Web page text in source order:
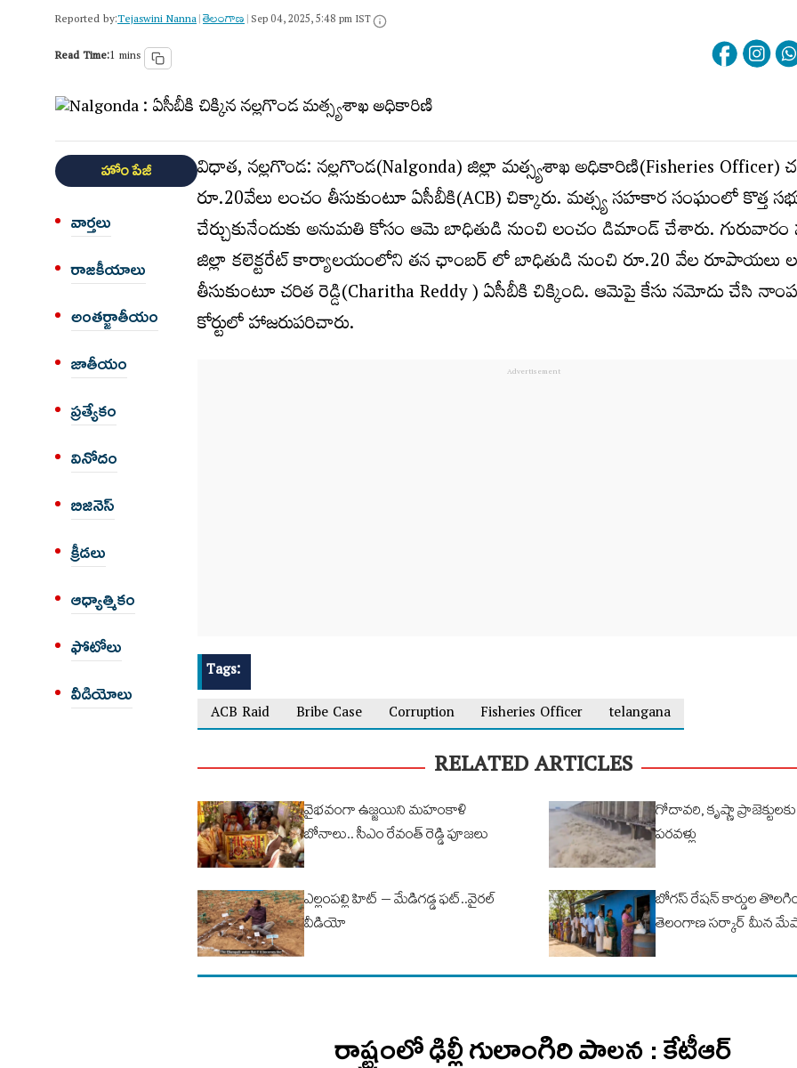
Reported by:Tejaswini Nanna|తెలంగాణ‌|Sep 04, 2025, 5:48 pm IST
Read Time:1 mins
హోం పేజీ
వార్త‌లు
రాజకీయాలు
అంత‌ర్జాతీయం
జాతీయం
ప్రత్యేకం
వినోదం
బిజినెస్
క్రీడలు
ఆధ్యాత్మికం
ఫోటోలు
వీడియోలు
విధాత, నల్లగొండ: నల్లగొండ(Nalgonda) జిల్లా మత్స్యశాఖ అధికారిణి(Fisheries Officer)
రూ.20వేలు లంచం తీసుకుంటూ ఏసీబీకి(ACB) చిక్కారు. మత్స్య సహకార సంఘంలో కొత్త
చేర్చుకునేందుకు అనుమతి కోసం ఆమె బాధితుడి నుంచి లంచం డిమాండ్ చేశారు. గురువారం
జిల్లా కలెక్టరేట్ కార్యాలయంలోని తన ఛాంబర్ లో బాధితుడి నుంచి రూ.20 వేల రూపాయలు
తీసుకుంటూ చరిత రెడ్డి(Charitha Reddy ) ఏసీబీకి చిక్కింది. ఆమెపై కేసు నమోదు చేసి
కోర్టులో హాజరుపరిచారు.
Tags:
ACB Raid
Bribe Case Corruption Fisheries Officer telangana
RELATED ARTICLES
వైభవంగా ఉజ్జయిని మహంకాళి
బోనాలు.. సీఎం రేవంత్ రెడ్డి పూజలు
గోదావరి, కృష్ణా
పరవళ్లు
ఎల్లంపల్లి హిట్ – మేడిగడ్డ ఫట్..వైరల్
వీడియో
బోగస్ రేషన్ కార్డుల
తెలంగాణ సర్కార్ మీన
రాష్ట్రంలో ఢిల్లీ గులాంగిరి పాలన : కేటీఆర్